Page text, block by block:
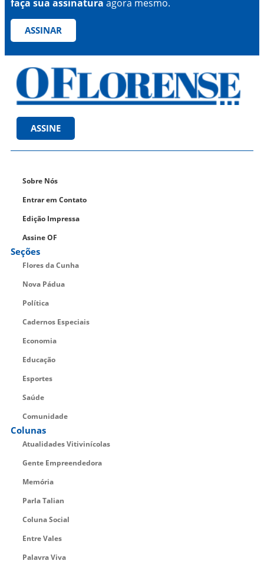
faça sua assinatura agora mesmo.
ASSINAR
ASSINE
Sobre Nós
Entrar em Contato
Edição Impressa
Assine OF
Seções
Flores da Cunha
Nova Pádua
Política
Cadernos Especiais
Economia
Educação
Esportes
Saúde
Comunidade
Colunas
Atualidades Vitivinícolas
Gente Empreendedora
Memória
Parla Talian
Coluna Social
Entre Vales
Palavra Viva